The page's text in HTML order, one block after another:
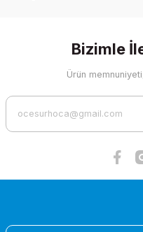
Bizimle
Ürün